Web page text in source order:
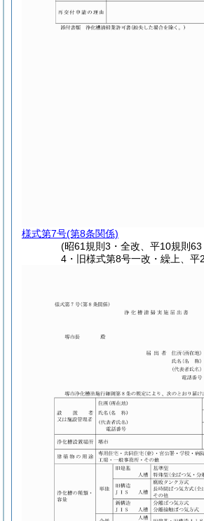
様式第7号(第8条関係)
(昭61規則3・全改、平10規則63
4・旧様式第8号一改・繰上、平